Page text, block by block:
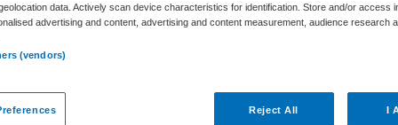
van Volksgezondheid gepleit voor inperking van
voor euthanasie bij dementerenden. De
bevestigen.
data. Actively scan device characteristics for identification. Store and/or access
advertising and content, advertising and content measurement, audience research
(vendors)
Reject All I